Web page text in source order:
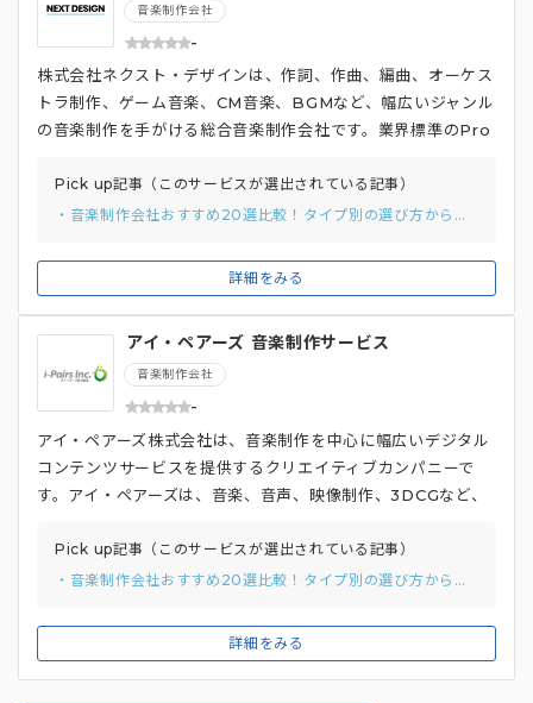
トでの1位獲得はもちろん、10位圏内の作品も多数あり、受賞
歴も多数あります。また、音楽とサウンドを担当したサウンド
トラックは累計30万枚以上を記録しており、業界内から高い
評価を受けています。
音楽制作会社
-
詳細をみる
株式会社ネクスト・デザインは、作詞、作曲、編曲、オーケス
トラ制作、ゲーム音楽、CM音楽、BGMなど、幅広いジャンル
の音楽制作を手がける総合音楽制作会社です。業界標準のPro
楽と同等のクオリティを実現しています。ネクスト・デザイン
は、最先端の音響技術を駆使したプログラミングよるオーケス
も遜色ないクオリティでオリジナル曲を制作することができま
す。 実績としては、NHKやSONYなどの大手企業に加えて、
某有名ゲームの楽曲制作やアイドルの楽曲制作まで、多岐にわ
たって楽曲を提供しています。 また、著作権フリーの楽曲提
供も特徴の一つです。制作した楽曲の著作権はクライアントに
帰属するため、制作後の使用料は発生しないため、クライアン
トは自由に楽曲を使用し収益化することができます。
Pick up記事（このサービスが選出されている記事）
・音楽制作会社おすすめ20選比較！タイプ別の選び方から比較ポイントまでご紹介。
アイ・ペアーズ 音楽制作サービス
音楽制作会社
-
詳細をみる
アイ・ペアーズ株式会社は、音楽制作を中心に幅広いデジタル
コンテンツサービスを提供するクリエイティブカンパニーで
す。アイ・ペアーズは、音楽、音声、映像制作、3DCGなど、
はCMソングやBGM、アーティスト向け楽曲などを手がけてい
ます。 アイ・ペアーズでは、完全オーダーメイドの音楽制作サ
トのニーズに応じた楽曲を提供します。また、電話自動応答ガ
イダンスや動画ナレーション、アプリ＆ゲーム用音源・音声制
Pick up記事（このサービスが選出されている記事）
・音楽制作会社おすすめ20選比較！タイプ別の選び方から比較ポイントまでご紹介。